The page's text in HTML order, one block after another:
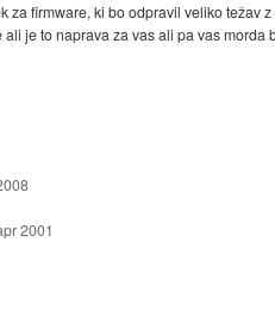
za firmware, ki bo odpravil veliko težav
je to naprava za vas ali pa vas morda
2001